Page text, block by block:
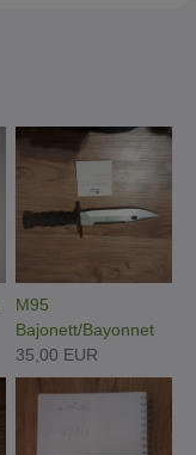
M95
Bajonett/Bayonnet
35,00 EUR